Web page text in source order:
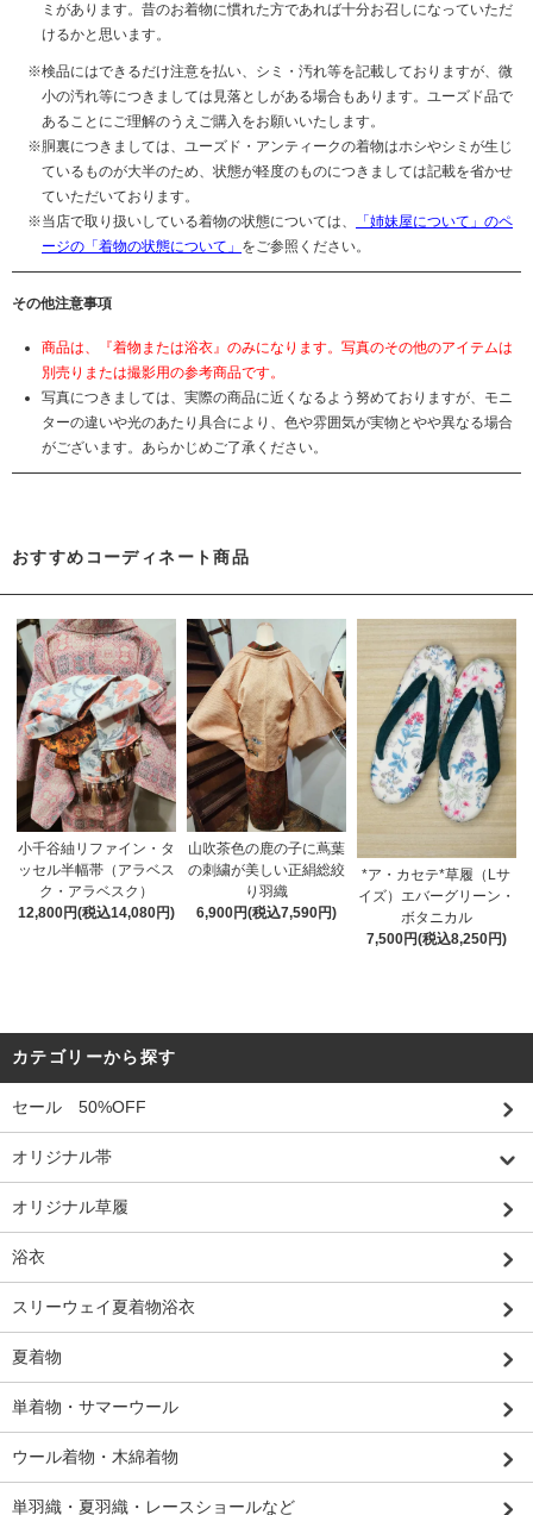
ミがあります。昔のお着物に慣れた方であれば十分お召しになっていただ
けるかと思います。
検品にはできるだけ注意を払い、シミ・汚れ等を記載しておりますが、微
小の汚れ等につきましては見落としがある場合もあります。ユーズド品で
あることにご理解のうえご購入をお願いいたします。
胴裏につきましては、ユーズド・アンティークの着物はホシやシミが生じ
ているものが大半のため、状態が軽度のものにつきましては記載を省かせ
ていただいております。
当店で取り扱いしている着物の状態については、
「姉妹屋について」のペ
ージの「着物の状態について」 をご参照ください。
その他注意事項
商品は、『着物または浴衣』のみになります。写真のその他のアイテムは
別売りまたは撮影用の参考商品です。
写真につきましては、実際の商品に近くなるよう努めておりますが、モニ
ターの違いや光のあたり具合により、色や雰囲気が実物とやや異なる場合
がございます。あらかじめご了承ください。
おすすめコーディネート商品
小千谷紬リファイン・タ
ッセル半幅帯（アラベス
ク・アラベスク）
12,800円(税込14,080円)
山吹茶色の鹿の子に蔦葉
の刺繍が美しい正絹総絞
り羽織
6,900円(税込7,590円)
*ア・カセテ*草履（Lサ
イズ）エバーグリーン・
ボタニカル
7,500円(税込8,250円)
カテゴリーから探す
セール 50%OFF
オリジナル帯
オリジナル草履
浴衣
スリーウェイ夏着物浴衣
夏着物
単着物・サマーウール
ウール着物・木綿着物
単羽織・夏羽織・レースショールなど